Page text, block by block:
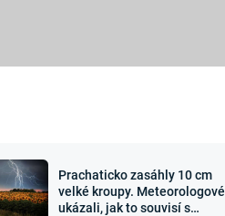
Sledujte nás
Prachaticko zasáhly 10 cm
velké kroupy. Meteorologové
ukázali, jak to souvisí s